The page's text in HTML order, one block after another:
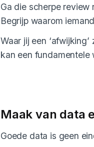
Ga die scherpe review
Begrijp waarom
Waar jij een
kan een fundamentele
Maak van data
Goede data is geen